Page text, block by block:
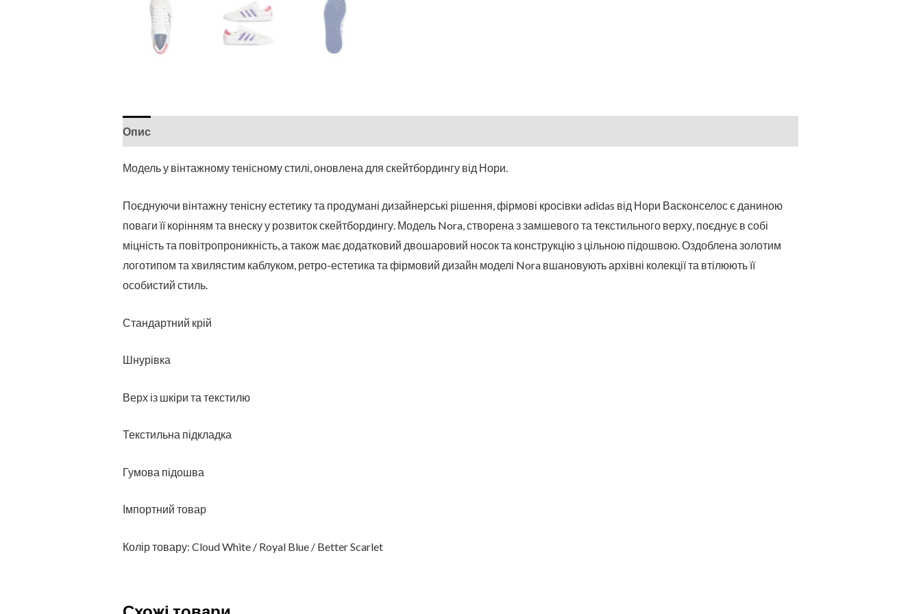
Опис
Модель у вінтажному тенісному стилі, оновлена для скейтбордингу від Нори.
Поєднуючи вінтажну тенісну естетику та продумані дизайнерські рішення, фірмові кросівки adidas від Нори Васконселос є даниною
поваги її корінням та внеску у розвиток скейтбордингу. Модель Nora, створена з замшевого та текстильного верху, поєднує в собі
міцність та повітропроникність, а також має додатковий двошаровий носок та конструкцію з цільною підошвою. Оздоблена золотим
логотипом та хвилястим каблуком, ретро-естетика та фірмовий дизайн моделі Nora вшановують архівні колекції та втілюють її
особистий стиль.
Стандартний крій
Шнурівка
Верх із шкіри та текстилю
Текстильна підкладка
Гумова підошва
Імпортний товар
Колір товару: Cloud White / Royal Blue / Better Scarlet